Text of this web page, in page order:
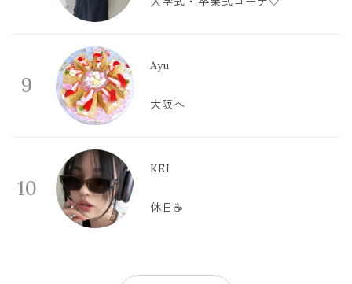
9
Ayu
大阪へ
10
KEI
休日☕️